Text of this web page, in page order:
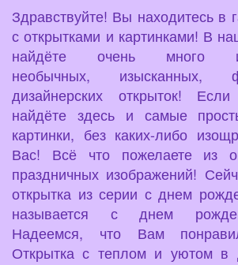
Здравствуйте! Вы находитесь в
с открытками и картинками! В
найдёте очень много
необычных, изысканных,
дизайнерских открыток!
найдёте здесь и самые
картинки, без каких-либо
Вас! Всё что пожелаете из
праздничных изображений!
открытка из серии с днем
называется с днем
Надеемся, что Вам
Открытка с теплом и уютом в